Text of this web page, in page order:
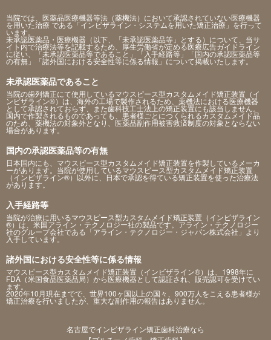
当院では、医薬品医療機器等法（薬機法）において承認されていない医療機器
を用いた治療 である「インビザライン・システムを用いた矯正治療」を行って
います。
未承認医薬品・医療機器（以下、「未承認医薬品等」とする）について、当サ
イト内で治療法等を記載するため、厚生労働省が定める医療広告ガイドライン
に従い、「未承認医薬品等であること」「入手経路等」「国内の承認医薬品等
の有無」「諸外国における安全性等に係る情報」について掲載いたします。
未承認医薬品であること
当院の歯列矯正にて使用しているマウスピース型カスタムメイド矯正装置（イ
ンビザライン®）は、海外の工場で製作されるため、薬機法における医療機器
として承認されておらず、また歯科技工士法上の矯正装置にも該当しません。
国内で作製されるものであっても、患者様ごとにつくられるカスタムメイド品
のため、薬機法の対象外となり、医薬品副作用被害救済制度の対象とならない
場合があります。
国内の承認医薬品等の有無
日本国内にも、マウスピース型カスタムメイド矯正装置を作製しているメーカ
ーがあります。当院が使用しているマウスピース型カスタムメイド矯正装置
（インビザライン®）以外に、日本で承認を得ている矯正装置を使った治療法
があります。
入手経路等
当院が治療に用いるマウスピース型カスタムメイド矯正装置（インビザライン
®）は、米国アライン・テクノロジー社の製品です。アライン・テクノロジー
社のグループ会社である「アライン・テクノロジー・ジャパン株式会社」より
入手しています。
諸外国における安全性等に係る情報
マウスピース型カスタムメイド矯正装置（インビザライン®）は、1998年に
FDA（米国食品医薬品局）から医療機器として認証され、販売認可を受けてい
ます。
2020年10月現在までで、世界100ヶ国以上の国々、900万人をこえる患者様が
矯正治療を行いましたが、重大な副作用の報告はありません。
名古屋でインビザライン矯正歯科治療なら